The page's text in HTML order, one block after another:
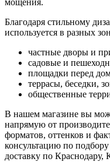
мощения.
Благодаря стильному
используется в разных
частные дворы и
садовые и
площадки перед
террасы, беседки,
общественные
В нашем магазине вы
напрямую от
форматов, оттенков и
консультацию по
доставку по